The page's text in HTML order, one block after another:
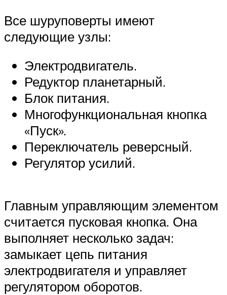
Все шуруповерты имеют
следующие узлы:
Электродвигатель.
Редуктор планетарный.
Блок питания.
Многофункциональная кнопка
«Пуск».
Переключатель реверсный.
Регулятор усилий.
Главным управляющим элементом
считается пусковая кнопка. Она
выполняет несколько задач:
замыкает цепь питания
электродвигателя и управляет
регулятором оборотов.